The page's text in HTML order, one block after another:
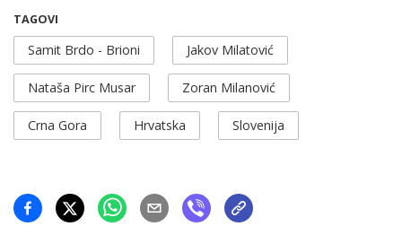
TAGOVI
Samit Brdo - Brioni Jakov Milatović
Nataša Pirc Musar Zoran Milanović
Crna Gora Hrvatska Slovenija